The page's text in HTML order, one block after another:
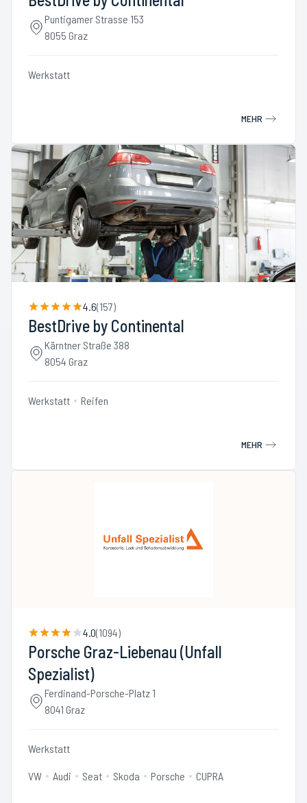
Puntigamer Strasse 153
8055 Graz
Werkstatt
MEHR
4.6(157)
BestDrive by Continental
Kärntner Straße 388
8054 Graz
Werkstatt Reifen
MEHR
4.0(1094)
Porsche Graz-Liebenau (Unfall
Spezialist)
Ferdinand-Porsche-Platz 1
8041 Graz
Werkstatt
VW Audi Seat Skoda Porsche CUPRA